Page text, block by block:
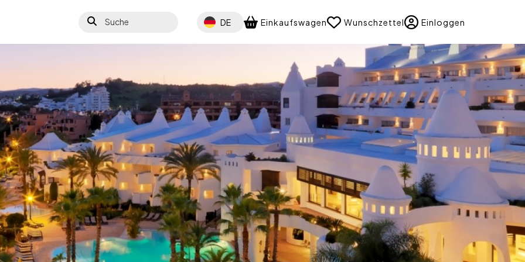
Suche Select your language
DE Einkaufswagen Wunschzettel Einloggen